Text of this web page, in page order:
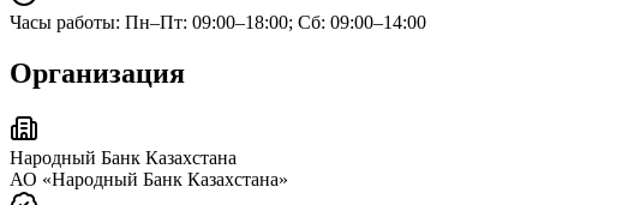
Часы работы: Пн–Пт: 09:00–18:00; Сб: 09:00–14:00
Организация
Народный Банк Казахстана
АО «Народный Банк Казахстана»